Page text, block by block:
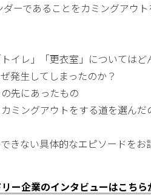
ーであることをカミングアウ
イレ」「更衣室」についてはど
発生してしまったのか？
先にあったもの
ミングアウトをする道を選んだ
きない具体的なエピソードをお
ー企業のインタビューはこちら